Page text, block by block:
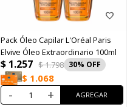
Pack Óleo Capilar L'Oréal Paris
Elvive Óleo Extraordinario 100ml
$ 1.257 $1.798 30
$ 1.068
- +